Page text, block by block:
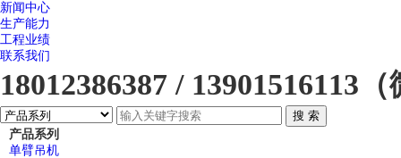
新闻中心
生产能力
工程业绩
联系我们
18012386387 / 13901516113
产品系列
单臂吊机